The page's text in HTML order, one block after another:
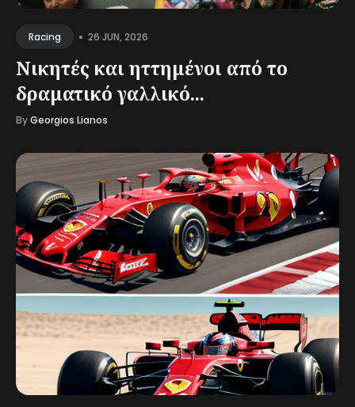
Racing • 26 JUN, 2026
Νικητές και ηττημένοι από το
δραματικό γαλλικό...
ByGeorgios Lianos